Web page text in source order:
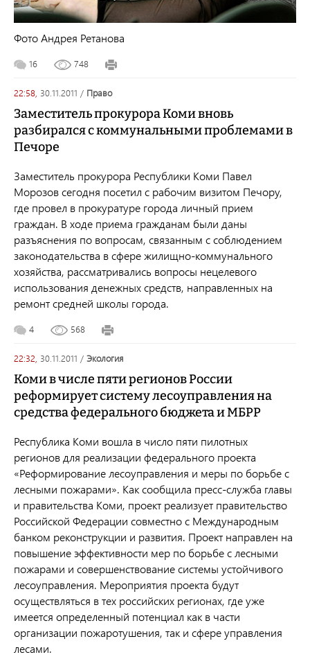
Фото Андрея Ретанова
16 748
22:58, 30.11.2011 / право
Заместитель прокурора Коми вновь
разбирался с коммунальными проблемами в
Печоре
Заместитель прокурора Республики Коми Павел
Морозов сегодня посетил с рабочим визитом Печору,
где провел в прокуратуре города личный прием
граждан. В ходе приема гражданам были даны
разъяснения по вопросам, связанным с соблюдением
законодательства в сфере жилищно-коммунального
хозяйства, рассматривались вопросы нецелевого
использования денежных средств, направленных на
ремонт средней школы города.
4 568
22:32, 30.11.2011 / экология
Коми в числе пяти регионов России
реформирует систему лесоуправления на
средства федерального бюджета и МБРР
Республика Коми вошла в число пяти пилотных
регионов для реализации федерального проекта
«Реформирование лесоуправления и меры по борьбе с
лесными пожарами». Как сообщила пресс-служба главы
и правительства Коми, проект реализует правительство
Российской Федерации совместно с Международным
банком реконструкции и развития. Проект направлен на
повышение эффективности мер по борьбе с лесными
пожарами и совершенствование системы устойчивого
лесоуправления. Мероприятия проекта будут
осуществляться в тех российских регионах, где уже
имеется определенный потенциал как в части
организации пожаротушения, так и сфере управления
лесами.